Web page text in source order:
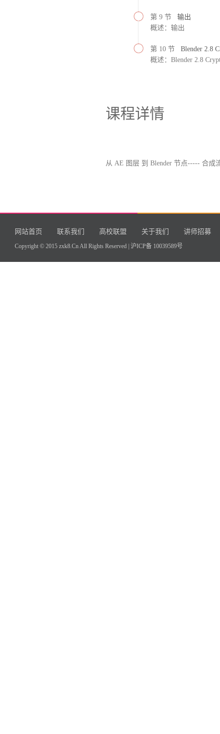
第 9 节 输出
概述：输出
第 10 节 Blender 2.8
概述：Blender 2.8
课程详情
从 AE 图层 到 Blender 节点----- 合成
网站首页 联系我们 高校联盟 关于我们 讲师招募
Copyright © 2015 zxk8.Cn All Rights Reserved | 沪ICP备 10039589号